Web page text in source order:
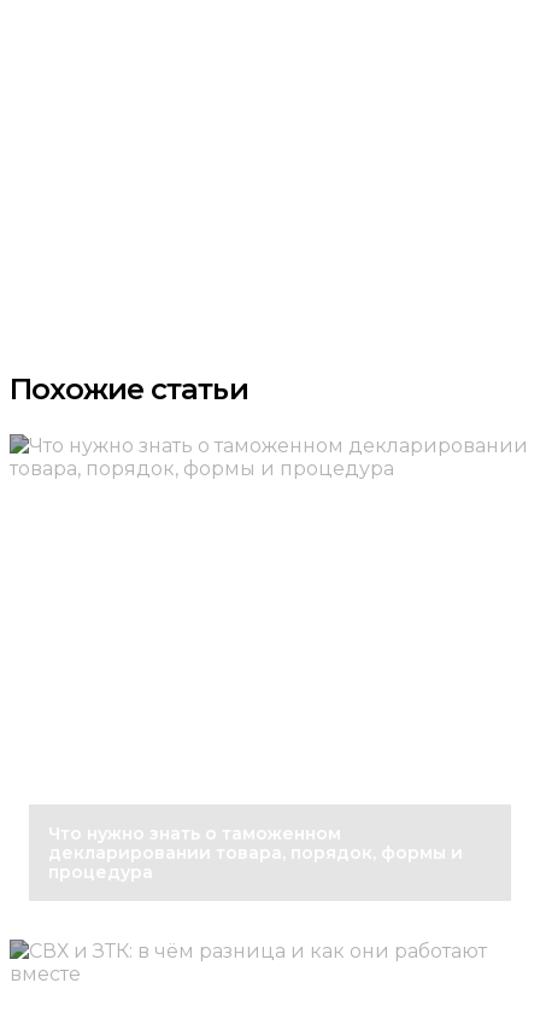
Похожие статьи
Что нужно знать о таможенном
декларировании товара, порядок, формы и
процедура